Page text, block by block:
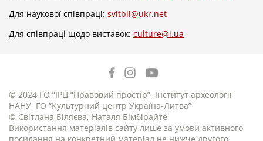
Для наукової співпраці: svitbil@ukr.net
Для співпраці щодо виставок: culture@i.ua
© 2024 ГО “ІРЦ “Правовий простір”, Інститут археології
НАНУ, ГО “Культурний центр Україна-Литва”
© Світлана Біляєва, Наталя Бімбірайте
Використання матеріалів сайту лише за умови активного